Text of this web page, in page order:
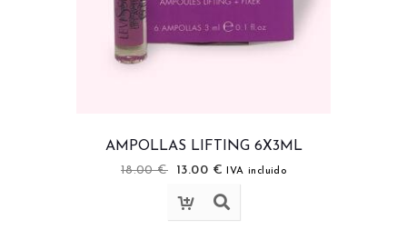
AMPOLLAS LIFTING 6X3ML
18.00€ 13.00 € IVA incluido